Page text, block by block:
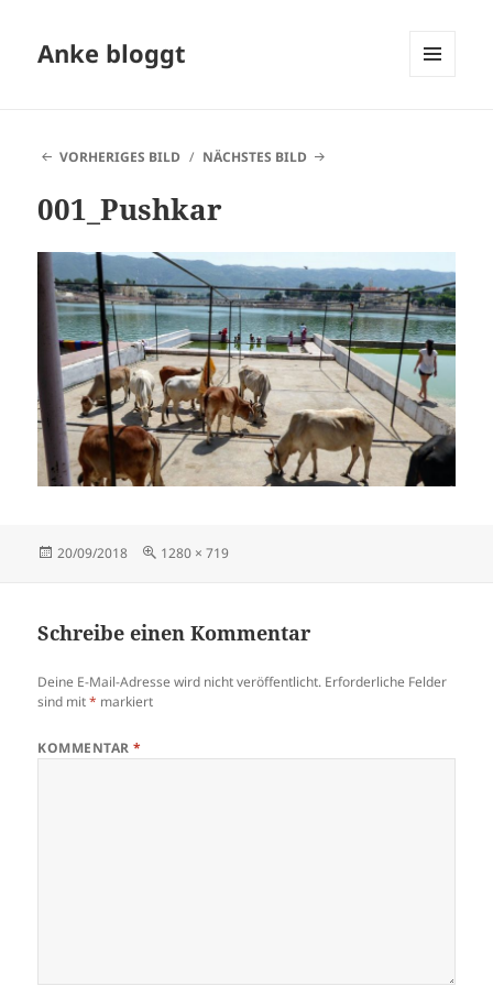
Anke bloggt
VORHERIGES BILD
NÄCHSTES BILD
001_Pushkar
Veröffentlicht
20/09/2018 Originalgröße
1280 × 719
Schreibe einen Kommentar
Deine E-Mail-Adresse wird nicht veröffentlicht. Erforderliche Felder
sind mit* markiert
KOMMENTAR*